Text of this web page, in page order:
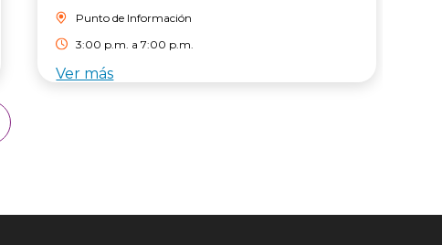
Punto de Información
3:00 p.m. a 7:00 p.m.
Ver más